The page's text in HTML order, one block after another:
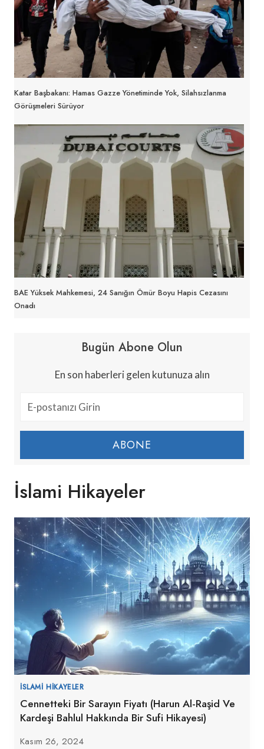
Katar Başbakanı: Hamas Gazze Yönetiminde Yok, Silahsızlanma
Görüşmeleri Sürüyor
BAE Yüksek Mahkemesi, 24 Sanığın Ömür Boyu Hapis Cezasını
Onadı
Bugün Abone Olun
En son haberleri gelen kutunuza alın
ABONE
İslami Hikayeler
İSLAMI HIKAYELER
Cennetteki Bir Sarayın Fiyatı (Harun Al-Raşid Ve
Kardeşi Bahlul Hakkında Bir Sufi Hikayesi)
Kasım 26, 2024